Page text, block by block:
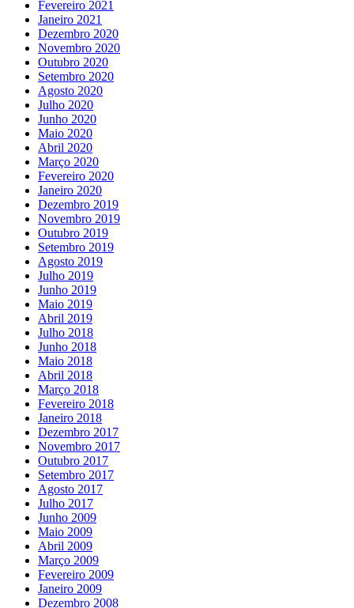
Fevereiro 2021
Janeiro 2021
Dezembro 2020
Novembro 2020
Outubro 2020
Setembro 2020
Agosto 2020
Julho 2020
Junho 2020
Maio 2020
Abril 2020
Março 2020
Fevereiro 2020
Janeiro 2020
Dezembro 2019
Novembro 2019
Outubro 2019
Setembro 2019
Agosto 2019
Julho 2019
Junho 2019
Maio 2019
Abril 2019
Julho 2018
Junho 2018
Maio 2018
Abril 2018
Março 2018
Fevereiro 2018
Janeiro 2018
Dezembro 2017
Novembro 2017
Outubro 2017
Setembro 2017
Agosto 2017
Julho 2017
Junho 2009
Maio 2009
Abril 2009
Março 2009
Fevereiro 2009
Janeiro 2009
Dezembro 2008